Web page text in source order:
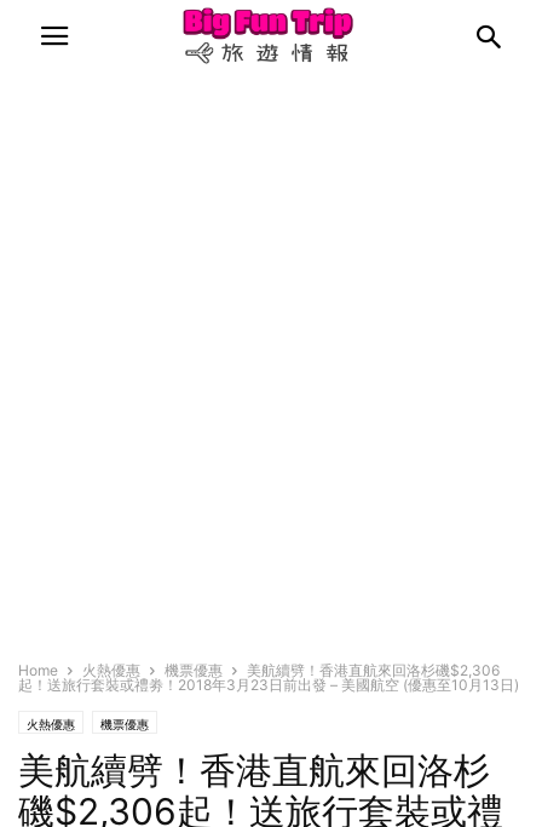
Home 火熱優惠 機票優惠
美航續劈！香港直航來回洛杉磯$2,306
起！送旅行套裝或禮劵！2018年3月23日前出發 – 美國航空 (優惠至10月13日)
火熱優惠 機票優惠
美航續劈！香港直航來回洛杉
磯$2,306起！送旅行套裝或禮